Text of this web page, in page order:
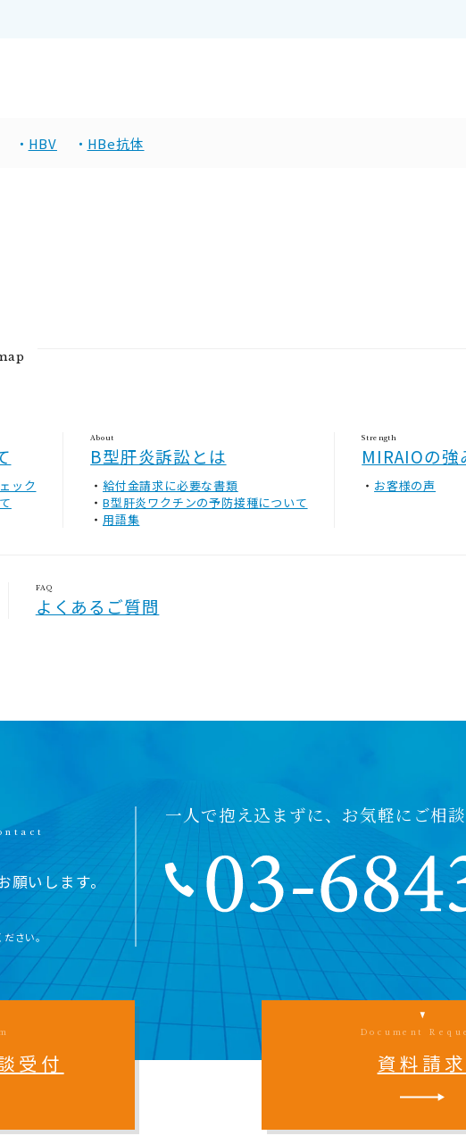
HBV HBe抗体
ック
About
B型肝炎訴訟とは
給付金請求に必要な書類
B型肝炎ワクチンの予防接種について
用語集
Strength
MIRAIOの強
お客様の声
FAQ
よくあるご質問
いします。
さい。
一人で抱え込まずに、お気軽にご相
受付
Document
資料請求